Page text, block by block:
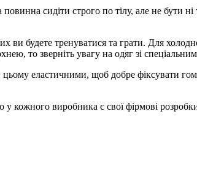
сидіти строго по тілу, але не бути
ви будете тренуватися та грати. Для
то зверніть увагу на одяг зі
еластичними, щоб добре фіксувати
кожного виробника є свої фірмові